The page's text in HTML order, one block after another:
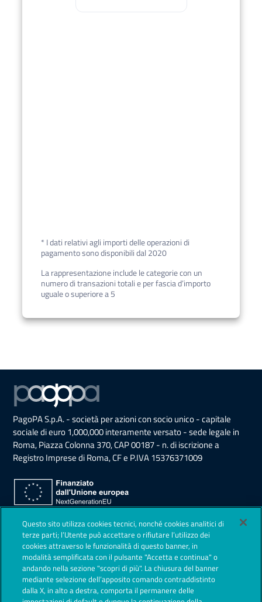
* I dati relativi agli importi delle operazioni di
pagamento sono disponibili dal 2020
La rappresentazione include le categorie con un
numero di transazioni totali e per fascia d’importo
uguale o superiore a 5
PagoPA S.p.A. - società per azioni con socio unico - capitale
sociale di euro 1,000,000 interamente versato - sede legale in
Roma, Piazza Colonna 370, CAP 00187 - n. di iscrizione a
Registro Imprese di Roma, CF e P.IVA 15376371009
Sezione Link Utili
Privacy Policy
Note legali
Contestazioni
Società Trasparente
Questo sito utilizza cookies tecnici, nonché cookies analitici di
terze parti; l’Utente può accettare o rifiutare l’utilizzo dei
cookies attraverso le funzionalità di questo banner, in
modalità semplificata con il pulsante "Accetta e continua" o
andando nella sezione "scopri di più". La chiusura del banner
mediante selezione dell’apposito comando contraddistinto
dalla X, in alto a destra, comporta il permanere delle